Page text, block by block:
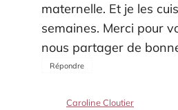
maternelle. Et je les
semaines. Merci pour
nous partager de
Répondre
Caroline Cloutier